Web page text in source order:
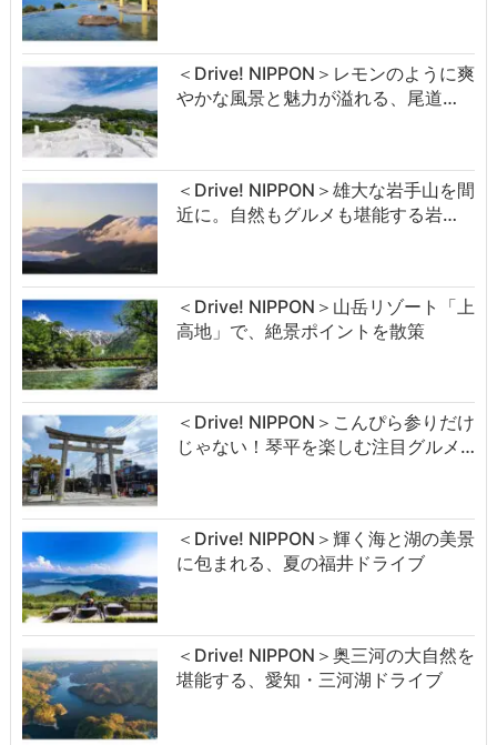
＜Drive! NIPPON＞レモンのように爽
やかな風景と魅力が溢れる、尾道…
＜Drive! NIPPON＞雄大な岩手山を間
近に。自然もグルメも堪能する岩…
＜Drive! NIPPON＞山岳リゾート「上
高地」で、絶景ポイントを散策
＜Drive! NIPPON＞こんぴら参りだけ
じゃない！琴平を楽しむ注目グルメ…
＜Drive! NIPPON＞輝く海と湖の美景
に包まれる、夏の福井ドライブ
＜Drive! NIPPON＞奥三河の大自然を
堪能する、愛知・三河湖ドライブ